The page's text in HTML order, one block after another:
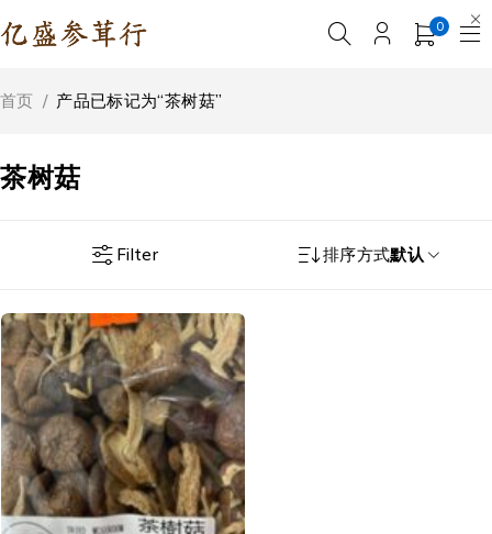
0
茶树菇
首页 / 产品已标记为“茶树菇”
Filter 排序方式默认